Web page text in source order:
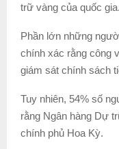
trữ vàng của quốc gia.
Phần lớn những
chính xác rằng công
giám sát chính sách
Tuy nhiên, 54% số
rằng Ngân hàng Dự
chính phủ Hoa Kỳ.